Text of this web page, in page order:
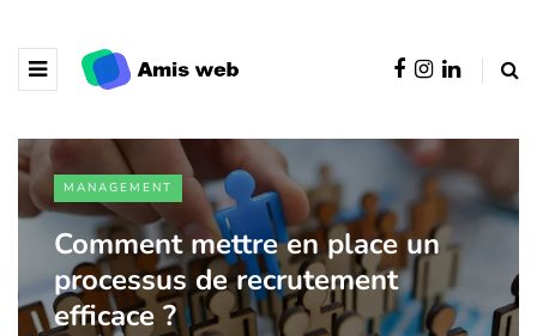
MANAGEMENT
Comment mettre en place un
processus de recrutement
efficace ?